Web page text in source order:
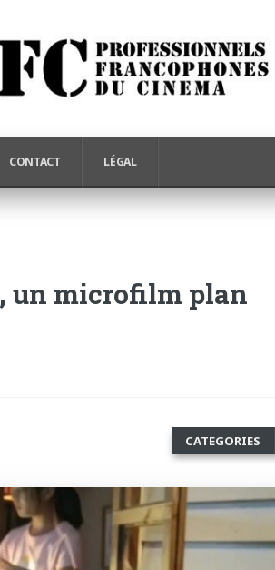
CONTACT LÉGAL
un microfilm plan
CATEGORIES